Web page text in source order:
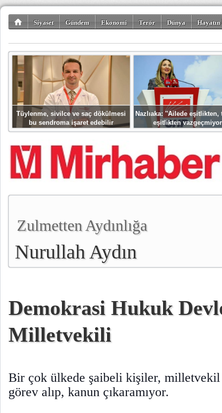
Siyaset Gündem Ekonomi Terör Dünya
Tüylenme, sivilce ve saç dökülmesi
bu sendroma işaret edebilir
Nazlıaka: ''Ailede eşitlikten,
eşitlikten
Zulmetten Aydınlığa
Nurullah Aydın
Demokrasi Hukuk
Milletvekili
Bir çok ülkede şaibeli kişiler,
görev alıp, kanun çıkaramıyor.